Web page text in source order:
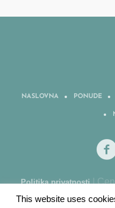
NASLOVNA PONUDE
Politika privatnosti|
This website uses